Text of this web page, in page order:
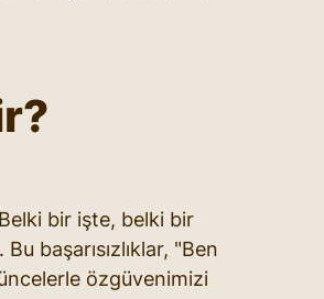
bir işte, belki bir
başarısızlıklar, "Ben
özgüvenimizi